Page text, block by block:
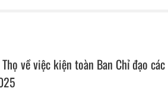
về việc kiện toàn Ban Chỉ đạo các